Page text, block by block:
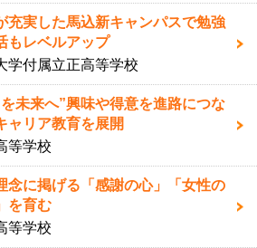
充実した馬込新キャンパスで勉強
もレベルアップ
学付属立正高等学校
未来へ”興味や得意を進路につな
ャリア教育を展開
等学校
念に掲げる「感謝の心」「女性の
を育む
等学校